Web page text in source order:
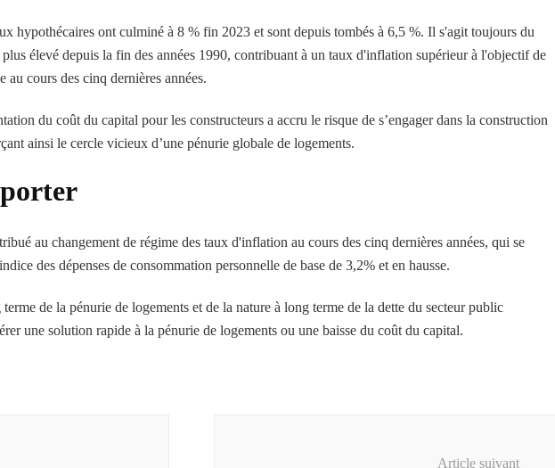
hypothécaires ont culminé à 8 % fin 2023 et sont depuis tombés à 6,5 %. Il s'agit toujours du
élevé depuis la fin des années 1990, contribuant à un taux d'inflation supérieur à l'objectif de
au cours des cinq dernières années.
du coût du capital pour les constructeurs a accru le risque de s’engager dans la construction
ainsi le cercle vicieux d’une pénurie globale de logements.
au changement de régime des taux d'inflation au cours des cinq dernières années, qui se
des dépenses de consommation personnelle de base de 3,2% et en hausse.
de la pénurie de logements et de la nature à long terme de la dette du secteur public
une solution rapide à la pénurie de logements ou une baisse du coût du capital.
Article suivant